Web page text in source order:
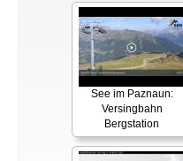
See im Paznaun:
Versingbahn
Bergstation